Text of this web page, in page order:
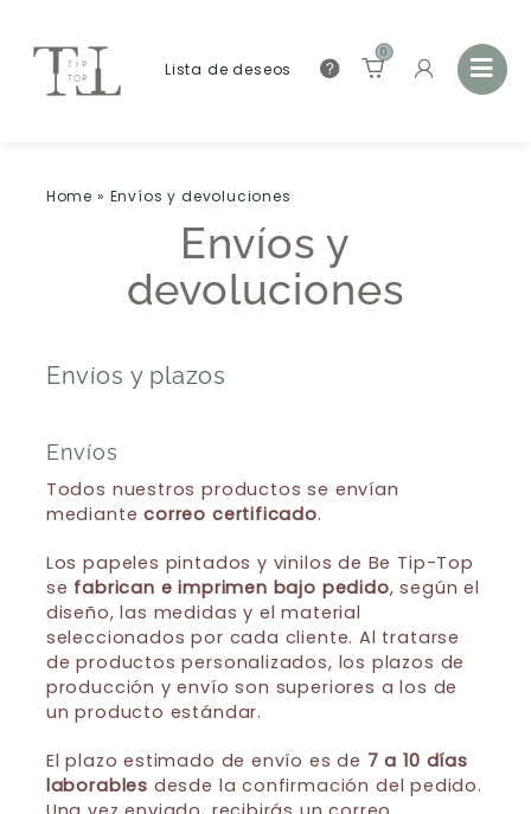
Lista de deseos
0
Home » Envíos y devoluciones
Envíos y
devoluciones
Envíos y plazos
Envíos
Todos nuestros productos se envían
mediantecorreo certificado.
Los papeles pintados y vinilos de Be Tip-Top
se fabrican e imprimen bajo pedido, según el
diseño, las medidas y el material
seleccionados por cada cliente. Al tratarse
de productos personalizados, los plazos de
producción y envío son superiores a los de
un producto estándar.
El plazo estimado de envío es de 7 a 10 días
laborables desde la confirmación del pedido.